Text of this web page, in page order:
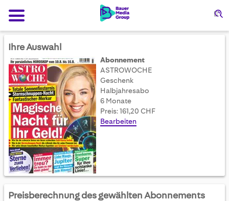
Ihre Auswahl
Abonnement
ASTROWOCHE
Geschenk
Halbjahresabo
6 Monate
Preis: 161,20 CHF
Bearbeiten
Preisberechnung des gewählten Abonnements